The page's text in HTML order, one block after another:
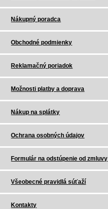
Nákupný poradca
Obchodné podmienky
Reklamačný poriadok
Možnosti platby a doprava
Nákup na splátky
Ochrana osobných údajov
Formulár na odstúpenie od zmluvy
Všeobecné pravidlá súťaží
Kontakty